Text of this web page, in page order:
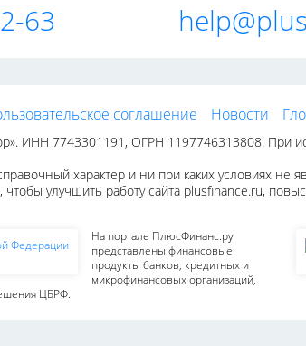
63
соглашение Новости
ИНН 7743301191, ОГРН 1197746313808. При
характер и ни при каких условиях не
улучшить работу сайта plusfinance.ru,
На портале ПлюсФинанс.ру
представлены финансовые
продукты банков, кредитных и
микрофинансовых организаций,
ЦБРФ.